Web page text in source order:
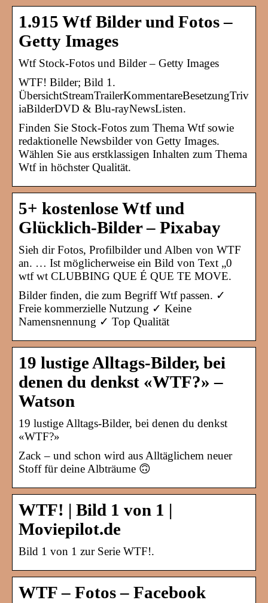
1.915 Wtf Bilder und Fotos –
Getty Images
Wtf Stock-Fotos und Bilder – Getty Images
WTF! Bilder; Bild 1.
ÜbersichtStreamTrailerKommentareBesetzungTriv
iaBilderDVD & Blu-rayNewsListen.
Finden Sie Stock-Fotos zum Thema Wtf sowie
redaktionelle Newsbilder von Getty Images.
Wählen Sie aus erstklassigen Inhalten zum Thema
Wtf in höchster Qualität.
5+ kostenlose Wtf und
Glücklich-Bilder – Pixabay
Sieh dir Fotos, Profilbilder und Alben von WTF
an. … Ist möglicherweise ein Bild von Text „0
wtf wt CLUBBING QUE É QUE TE MOVE.
Bilder finden, die zum Begriff Wtf passen. ✓
Freie kommerzielle Nutzung ✓ Keine
Namensnennung ✓ Top Qualität
19 lustige Alltags-Bilder, bei
denen du denkst «WTF?» –
Watson
19 lustige Alltags-Bilder, bei denen du denkst
«WTF?»
Zack – und schon wird aus Alltäglichem neuer
Stoff für deine Albträume 🙃
WTF! | Bild 1 von 1 |
Moviepilot.de
Bild 1 von 1 zur Serie WTF!.
WTF – Fotos – Facebook